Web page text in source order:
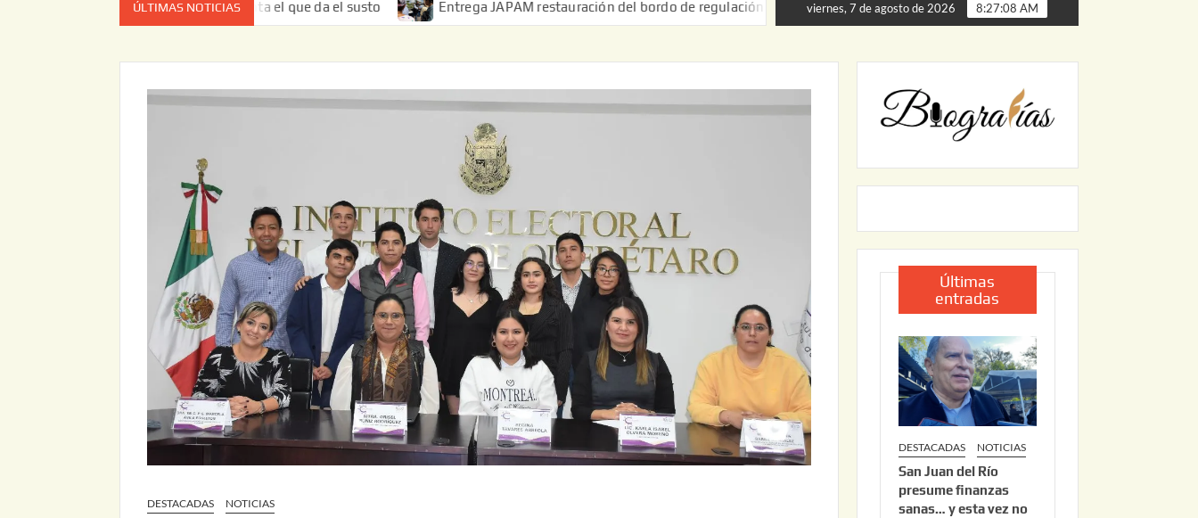
ÚLTIMAS NOTICIAS
vez no es el estado de cuenta el que da el susto Entrega JAPAM restauración del bordo de regulación en el Ejido de Puerta de Palmillas ARRANCA JAPAM EL PROGRAMA
viernes, 7 de agosto de 2026 8:27:09 AM
DESTACADAS NOTICIAS
Últimas
entradas
DESTACADAS NOTICIAS
San Juan del Río
presume finanzas
sanas… y esta vez no